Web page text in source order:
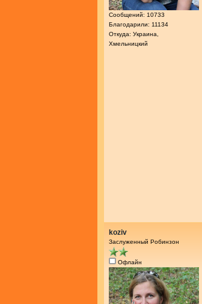
Сообщений: 10733
Благодарили: 11134
Откуда: Украина,
Хмельницкий
koziv
Заслуженный Робинзон
Офлайн